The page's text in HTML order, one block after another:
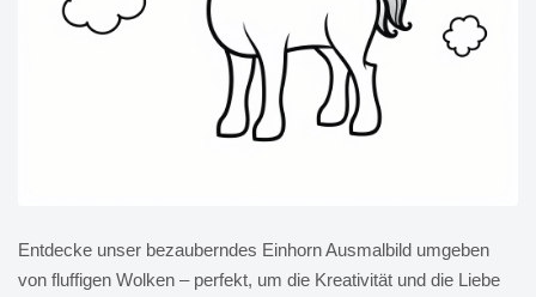
Entdecke unser bezauberndes Einhorn Ausmalbild umgeben
von fluffigen Wolken – perfekt, um die Kreativität und die Liebe